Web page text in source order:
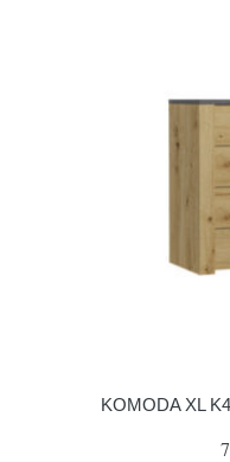
KOMODA XL